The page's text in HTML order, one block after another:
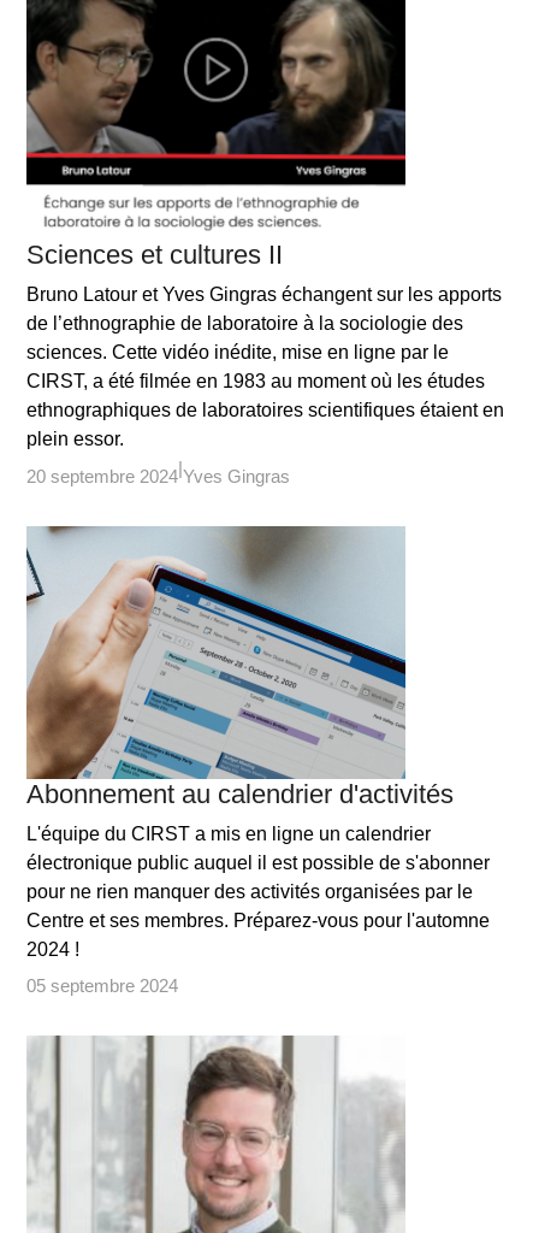
Sciences et cultures II
Bruno Latour et Yves Gingras échangent sur les apports
de l’ethnographie de laboratoire à la sociologie des
sciences. Cette vidéo inédite, mise en ligne par le
CIRST, a été filmée en 1983 au moment où les études
ethnographiques de laboratoires scientifiques étaient en
plein essor.
20 septembre 2024 Yves Gingras
Abonnement au calendrier d'activités
L'équipe du CIRST a mis en ligne un calendrier
électronique public auquel il est possible de s'abonner
pour ne rien manquer des activités organisées par le
Centre et ses membres. Préparez-vous pour l'automne
2024 !
05 septembre 2024